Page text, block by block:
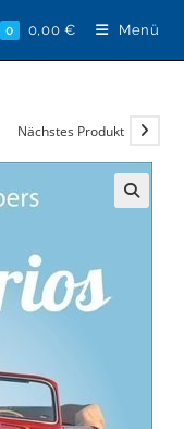
0 0,00 € Menü
Nächstes Produkt